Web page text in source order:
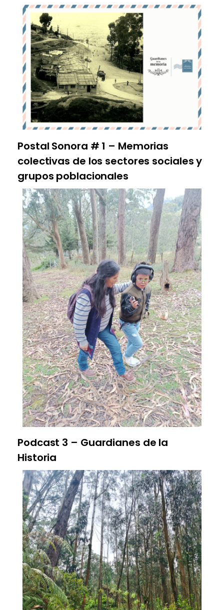
Postal Sonora # 1 – Memorias
colectivas de los sectores sociales y
grupos poblacionales
Podcast 3 – Guardianes de la
Historia